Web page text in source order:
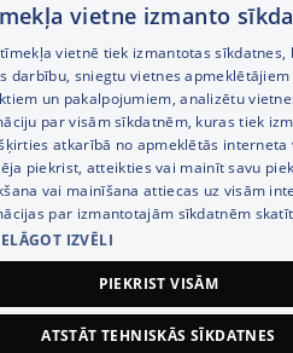
Noderīgas saites
© SIA Tet 2026 -
vietne izmanto
vietnē tiek izmantotas
darbību, sniegtu vietnes
un pakalpojumiem, analizētu
par visām sīkdatnēm, kuras tiek
atkarībā no apmeklētās
piekrist, atteikties vai mainīt savu
vai mainīšana attiecas uz visām
par izmantotajām sīkdatnēm skatīt
IZVĒLI
PIEKRIST VISĀM
ATSTĀT TEHNISKĀS SĪKDATNES